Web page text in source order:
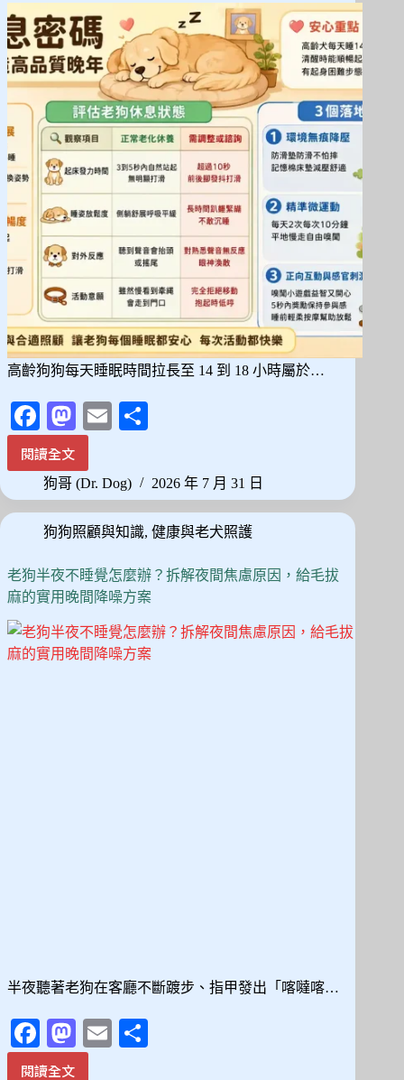
解
「服
從
度
排
名」
背
後
的
獨
立
思
考
天
性
與
訓
練
實
操
高齡狗狗每天睡眠時間拉長至 14 到 18 小時屬於…
Fa
ce
bo
ok
M
as
to
do
n
E
ail
閱讀全文
老
狗
每
天
都
睡？
觀
「起
床
狗哥 (Dr. Dog) 2026 年 7 月 31 日
狗狗照顧與知識, 健康與老犬照護
老狗半夜不睡覺怎麼辦？拆解夜間焦慮原因，給毛拔
麻的實用晚間降噪方案
半夜聽著老狗在客廳不斷踱步、指甲發出「喀噠喀…
Fa
ce
M
as
E
閱讀全文